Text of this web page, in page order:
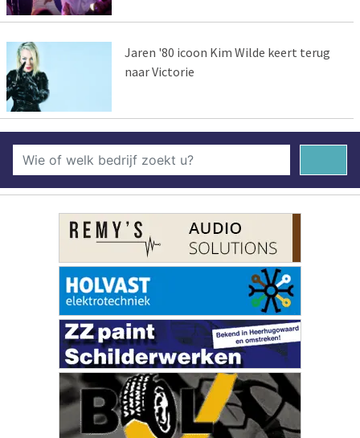
Jaren '80 icoon Kim Wilde keert terug
naar Victorie